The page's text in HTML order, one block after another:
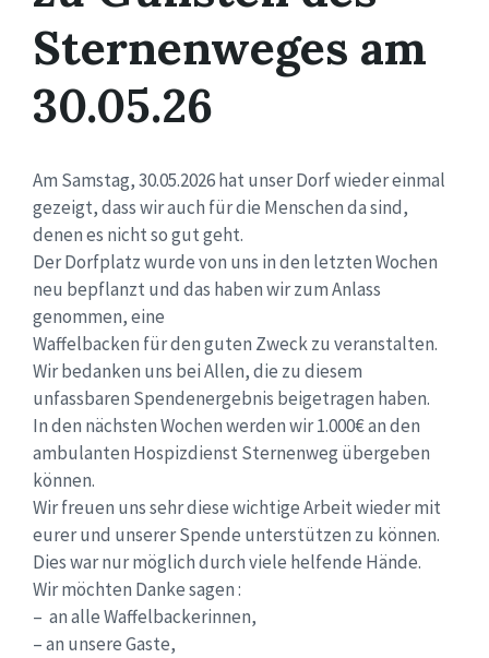
Sternenweges am
30.05.26
Am Samstag, 30.05.2026 hat unser Dorf wieder einmal
gezeigt, dass wir auch für die Menschen da sind,
denen es nicht so gut geht.
Der Dorfplatz wurde von uns in den letzten Wochen
neu bepflanzt und das haben wir zum Anlass
genommen, eine
Waffelbacken für den guten Zweck zu veranstalten.
Wir bedanken uns bei Allen, die zu diesem
unfassbaren Spendenergebnis beigetragen haben.
In den nächsten Wochen werden wir 1.000€ an den
ambulanten Hospizdienst Sternenweg übergeben
können.
Wir freuen uns sehr diese wichtige Arbeit wieder mit
eurer und unserer Spende unterstützen zu können.
Dies war nur möglich durch viele helfende Hände.
Wir möchten Danke sagen :
– an alle Waffelbackerinnen,
– an unsere Gaste,